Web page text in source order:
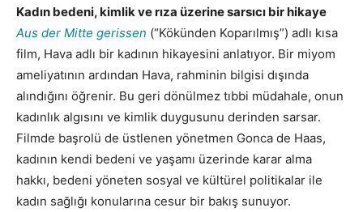
Kadın bedeni, kimlik ve rıza üzerine sarsıcı bir hikaye
Aus der Mitte gerissen (“Kökünden Koparılmış”) adlı kısa
film, Hava adlı bir kadının hikayesini anlatıyor. Bir miyom
ameliyatının ardından Hava, rahminin bilgisi dışında
alındığını öğrenir. Bu geri dönülmez tıbbi müdahale, onun
kadınlık algısını ve kimlik duygusunu derinden sarsar.
Filmde başrolü de üstlenen yönetmen Gonca de Haas,
kadının kendi bedeni ve yaşamı üzerinde karar alma
hakkı, bedeni yöneten sosyal ve kültürel politikalar ile
kadın sağlığı konularına cesur bir bakış sunuyor.